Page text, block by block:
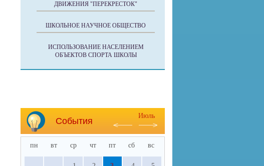
ДВИЖЕНИЯ "ПЕРЕКРЕСТОК"
ШКОЛЬНОЕ НАУЧНОЕ ОБЩЕСТВО
ИСПОЛЬЗОВАНИЕ НАСЕЛЕНИЕМ
ОБЪЕКТОВ СПОРТА ШКОЛЫ
События
Июль
пн вт ср чт пт сб вс